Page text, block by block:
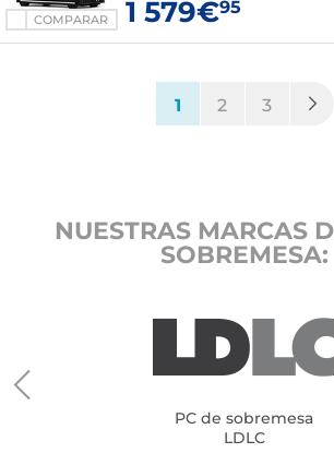
COMPARAR 1 579€95
1(current)
2 3
NUESTRAS MARCAS
SOBREMESA:
PC de sobremesa
LDLC